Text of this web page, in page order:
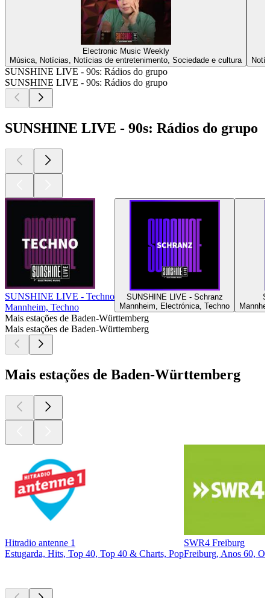
Electronic Music Weekly
Música, Notícias, Notícias de entretenimento, Sociedade e cultura
SUNSHINE LIVE - 90s: Rádios do grupo
SUNSHINE LIVE - 90s: Rádios do grupo
SUNSHINE LIVE - 90s: Rádios do grupo
SUNSHINE LIVE - Techno
Mannheim, Techno
SUNSHINE LIVE - Schranz
Mannheim, Electrónica, Techno
Mais estações de Baden-Württemberg
Mais estações de Baden-Württemberg
Mais estações de Baden-Württemberg
Hitradio antenne 1
Estugarda, Hits, Top 40, Top 40 & Charts, Pop
SWR4 Freiburg
Freiburg, Anos 60,